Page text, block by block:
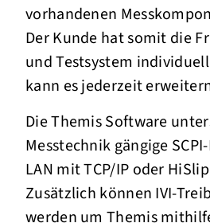
vorhandenen
Der Kunde hat somit die
und Testsystem
kann es jederzeit
Die Themis Software
Messtechnik gängige
LAN mit TCP/IP oder
Zusätzlich können IVI-
werden um Themis